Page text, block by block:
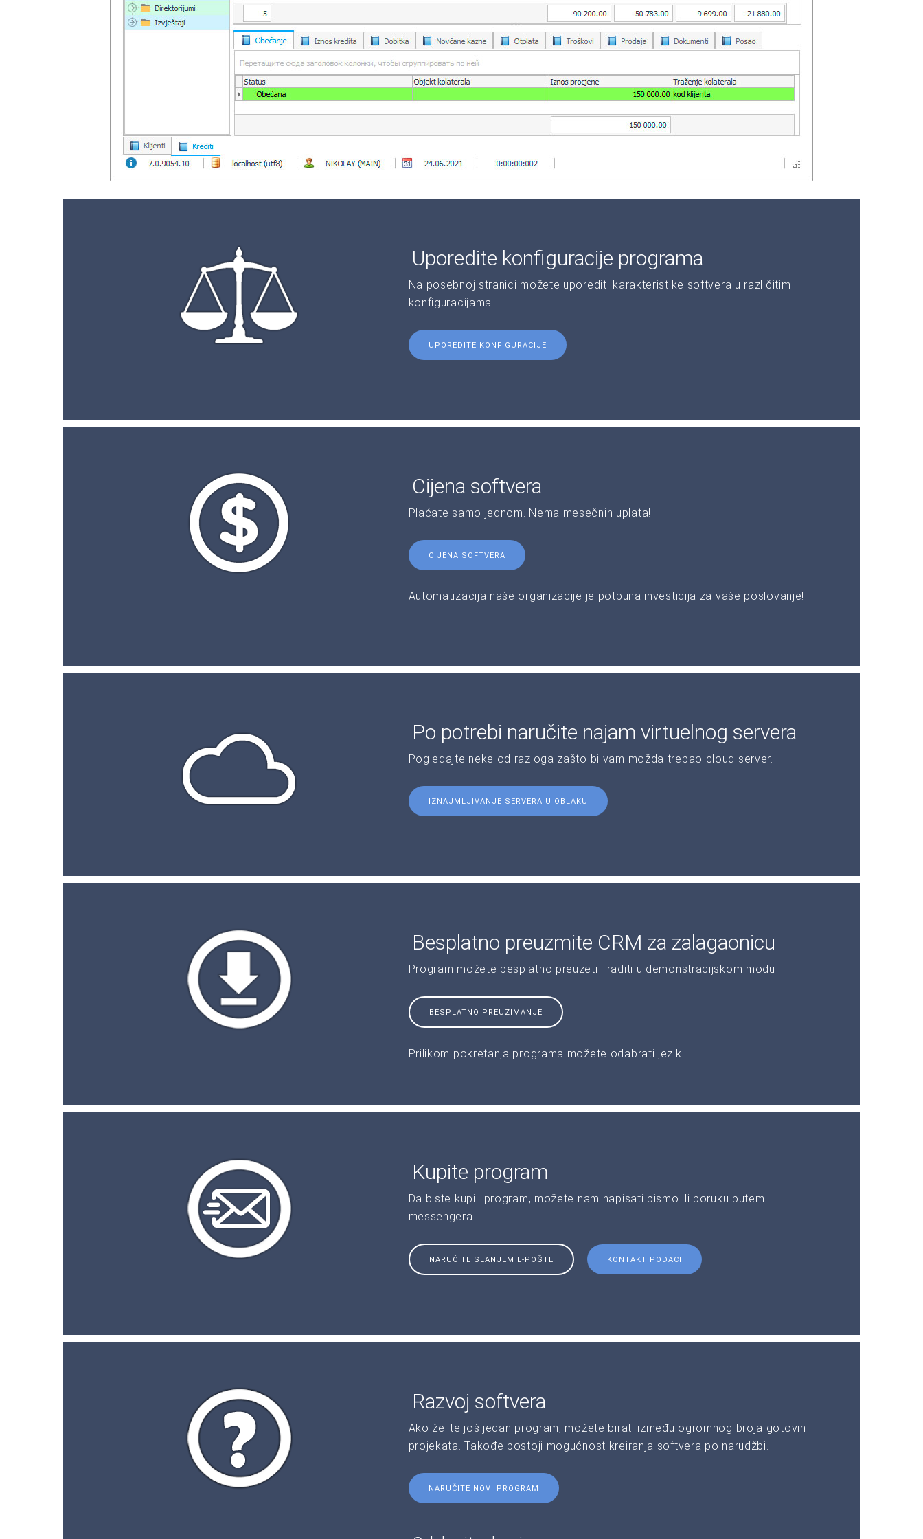
Uporedite konfiguracije programa
Na posebnoj stranici možete uporediti karakteristike softvera u različitim
konfiguracijama.
UPOREDITE KONFIGURACIJE
Cijena softvera
Plaćate samo jednom. Nema mesečnih uplata!
CIJENA SOFTVERA
Automatizacija naše organizacije je potpuna investicija za vaše poslovanje!
Po potrebi naručite najam virtuelnog servera
Pogledajte neke od razloga zašto bi vam možda trebao cloud server.
IZNAJMLJIVANJE SERVERA U OBLAKU
Besplatno preuzmite CRM za zalagaonicu
Program možete besplatno preuzeti i raditi u demonstracijskom modu
BESPLATNO PREUZIMANJE
Prilikom pokretanja programa možete odabrati jezik.
Kupite program
Da biste kupili program, možete nam napisati pismo ili poruku putem
messengera
NARUČITE SLANJEM E-POŠTE KONTAKT PODACI
Razvoj softvera
Ako želite još jedan program, možete birati između ogromnog broja gotovih
projekata. Takođe postoji mogućnost kreiranja softvera po narudžbi.
NARUČITE NOVI PROGRAM